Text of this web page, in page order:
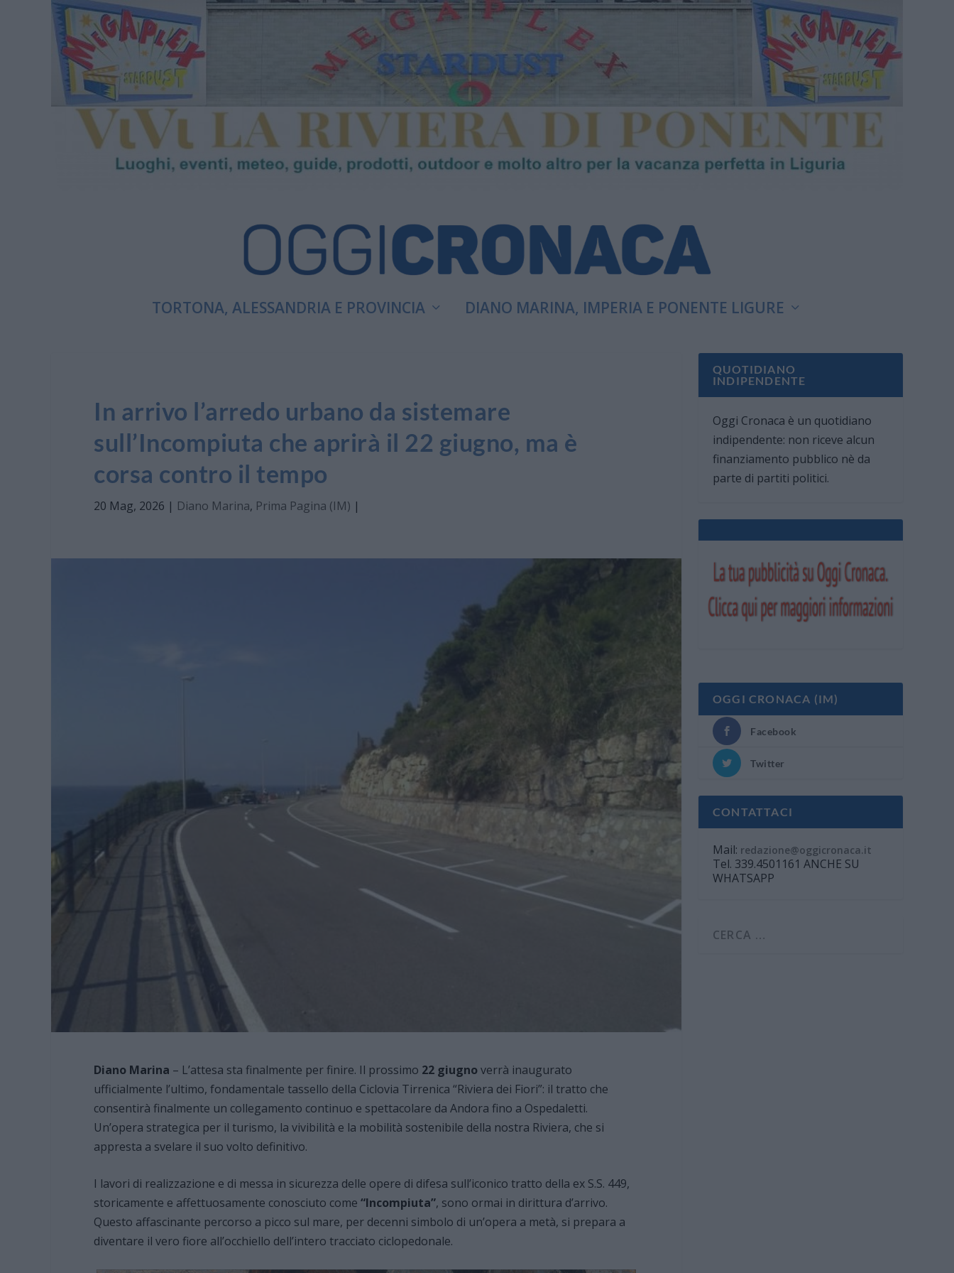
TORTONA, ALESSANDRIA E PROVINCIA DIANO MARINA, IMPERIA E PONENTE LIGURE
In arrivo l’arredo urbano da sistemare
sull’Incompiuta che aprirà il 22 giugno, ma è
corsa contro il tempo
20 Mag, 2026 | Diano Marina, Prima Pagina (IM) |
Diano Marina – L’attesa sta finalmente per finire. Il prossimo 22 giugnoverrà inaugurato
ufficialmente l’ultimo, fondamentale tassello della Ciclovia Tirrenica “Riviera dei Fiori”: il tratto che
consentirà finalmente un collegamento continuo e spettacolare da Andora fino a Ospedaletti.
Un’opera strategica per il turismo, la vivibilità e la mobilità sostenibile della nostra Riviera, che si
appresta a svelare il suo volto definitivo.
I lavori di realizzazione e di messa in sicurezza delle opere di difesa sull’iconico tratto della ex S.S. 449,
storicamente e affettuosamente conosciuto come “Incompiuta”, sono ormai in dirittura d’arrivo.
Questo affascinante percorso a picco sul mare, per decenni simbolo di un’opera a metà, si prepara a
diventare il vero fiore all’occhiello dell’intero tracciato ciclopedonale.
QUOTIDIANO
INDIPENDENTE
Oggi Cronaca è un quotidiano
indipendente: non riceve alcun
finanziamento pubblico nè da
parte di partiti politici.
OGGI CRONACA (IM)
Facebook
Twitter
CONTATTACI
Mail: redazione@oggicronaca.it
Tel. 339.4501161 ANCHE SU
WHATSAPP